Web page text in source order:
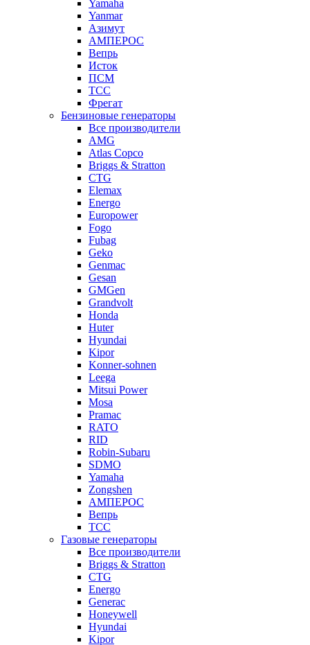
Yamaha
Yanmar
Азимут
АМПЕРОС
Вепрь
Исток
ПСМ
ТСС
Фрегат
Бензиновые генераторы
Все производители
AMG
Atlas Copco
Briggs & Stratton
CTG
Elemax
Energo
Europower
Fogo
Fubag
Geko
Genmac
Gesan
GMGen
Grandvolt
Honda
Huter
Hyundai
Kipor
Konner-sohnen
Leega
Mitsui Power
Mosa
Pramac
RATO
RID
Robin-Subaru
SDMO
Yamaha
Zongshen
АМПЕРОС
Вепрь
ТСС
Газовые генераторы
Все производители
Briggs & Stratton
CTG
Energo
Generac
Honeywell
Hyundai
Kipor